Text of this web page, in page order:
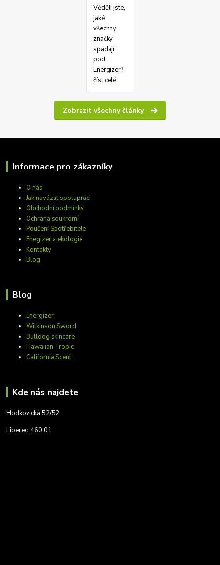
Věděli jste,
jaké
všechny
značky
spadají
pod
Energizer?
číst celé
Zobrazit všechny články
Informace pro zákazníky
O nás
Jak navázat spolupráci
Obchodní podmínky
Ochrana soukromí
Poučení Spotřebitele
Enegizer a ekologie
Kontakty
Blog
Blog
Energizer
Wilkinson Sword
Bulldog skincare
Hawaiian Tropic
California Scent
Kde nás najdete
Hodkovická 52/52
Liberec, 460 01